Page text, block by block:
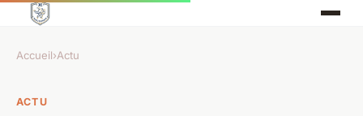
Accueil›Actu
ACTU